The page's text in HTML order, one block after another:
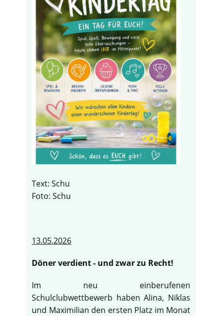
Text: Schu
Foto: Schu
13.05.2026
Döner verdient - und zwar zu Recht!
Im neu einberufenen
Schulclubwettbewerb haben Alina, Niklas
und Maximilian den ersten Platz im Monat